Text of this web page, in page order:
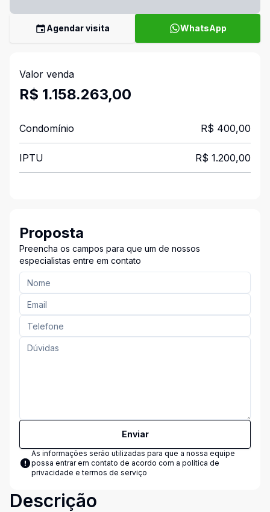
Agendar visita WhatsApp
Valor venda
R$ 1.158.263,00
Condomínio R$ 400,00
IPTU R$ 1.200,00
Proposta
Preencha os campos para que um de nossos
especialistas entre em contato
Enviar
As informações serão utilizadas para que a nossa equipe
possa entrar em contato de acordo com a política de
privacidade e termos de serviço
Descrição